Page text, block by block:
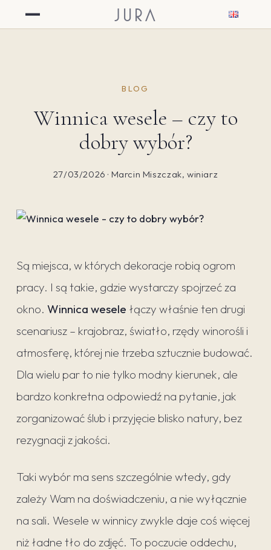
JURA
BLOG
Winnica wesele – czy to
dobry wybór?
27/03/2026 · Marcin Miszczak, winiarz
Są miejsca, w których dekoracje robią ogrom
pracy. I są takie, gdzie wystarczy spojrzeć za
okno. Winnica wesele łączy właśnie ten drugi
scenariusz – krajobraz, światło, rzędy winorośli i
atmosferę, której nie trzeba sztucznie budować.
Dla wielu par to nie tylko modny kierunek, ale
bardzo konkretna odpowiedź na pytanie, jak
zorganizować ślub i przyjęcie blisko natury, bez
rezygnacji z jakości.
Taki wybór ma sens szczególnie wtedy, gdy
zależy Wam na doświadczeniu, a nie wyłącznie
na sali. Wesele w winnicy zwykle daje coś więcej
niż ładne tło do zdjęć. To poczucie oddechu,